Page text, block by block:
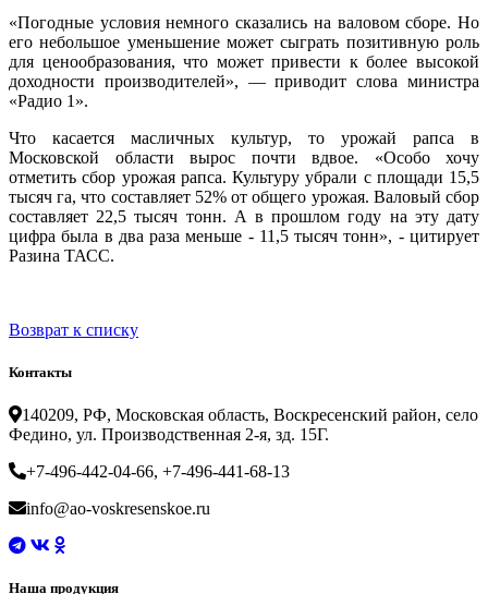
«Погодные условия немного сказались на валовом сборе. Но
его небольшое уменьшение может сыграть позитивную роль
для ценообразования, что может привести к более высокой
доходности производителей», — приводит слова министра
«Радио 1».
Что касается масличных культур, то урожай рапса в
Московской области вырос почти вдвое. «Особо хочу
отметить сбор урожая рапса. Культуру убрали с площади 15,5
тысяч га, что составляет 52% от общего урожая. Валовый сбор
составляет 22,5 тысяч тонн. А в прошлом году на эту дату
цифра была в два раза меньше - 11,5 тысяч тонн», - цитирует
Разина ТАСС.
Возврат к списку
Контакты
140209, РФ, Московская область, Воскресенский район, село
Федино, ул. Производственная 2-я, зд. 15Г.
+7-496-442-04-66, +7-496-441-68-13
info@ao-voskresenskoe.ru
Наша продукция